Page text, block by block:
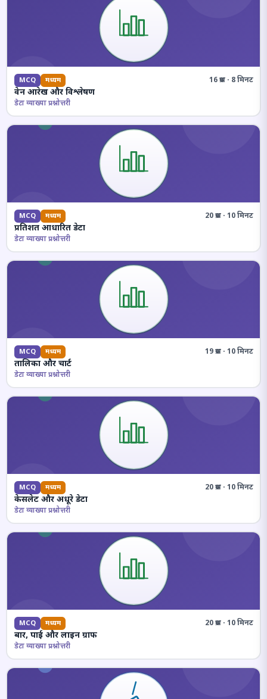
MCQ मध्यम 16 प्रश्न · 8 मिनट
वेन आरेख और विश्लेषण
डेटा व्याख्या प्रश्नोत्तरी
MCQ मध्यम 20 प्रश्न · 10 मिनट
प्रतिशत आधारित डेटा
डेटा व्याख्या प्रश्नोत्तरी
MCQ मध्यम 19 प्रश्न · 10 मिनट
तालिका और चार्ट
डेटा व्याख्या प्रश्नोत्तरी
MCQ मध्यम 20 प्रश्न · 10 मिनट
केसलेट और अधूरे डेटा
डेटा व्याख्या प्रश्नोत्तरी
MCQ मध्यम 20 प्रश्न · 10 मिनट
बार, पाई और लाइन ग्राफ
डेटा व्याख्या प्रश्नोत्तरी